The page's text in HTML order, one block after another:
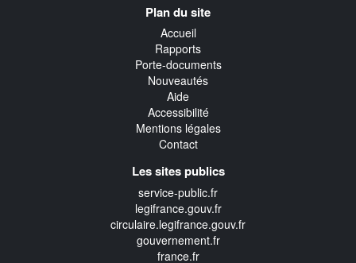
Plan du site
Accueil
Rapports
Porte-documents
Nouveautés
Aide
Accessibilité
Mentions légales
Contact
Les sites publics
service-public.fr
legifrance.gouv.fr
circulaire.legifrance.gouv.fr
gouvernement.fr
france.fr